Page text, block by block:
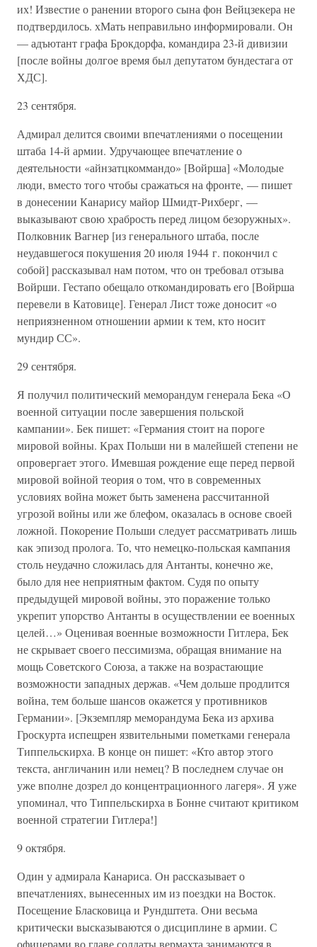
их! Известие о ранении второго сына фон Вейцзекера не
подтвердилось. хМать неправильно информировали. Он
— адъютант графа Брокдорфа, командира 23-й дивизии
[после войны долгое время был депутатом бундестага от
ХДС].
23 сентября.
Адмирал делится своими впечатлениями о посещении
штаба 14-й армии. Удручающее впечатление о
деятельности «айнзатцкоммандо» [Войрша] «Молодые
люди, вместо того чтобы сражаться на фронте, — пишет
в донесении Канарису майор Шмидт-Рихберг, —
выказывают свою храбрость перед лицом безоружных».
Полковник Вагнер [из генерального штаба, после
неудавшегося покушения 20 июля 1944 г. покончил с
собой] рассказывал нам потом, что он требовал отзыва
Войрши. Гестапо обещало откомандировать его [Войрша
перевели в Катовице]. Генерал Лист тоже доносит «о
неприязненном отношении армии к тем, кто носит
мундир СС».
29 сентября.
Я получил политический меморандум генерала Бека «О
военной ситуации после завершения польской
кампании». Бек пишет: «Германия стоит на пороге
мировой войны. Крах Польши ни в малейшей степени не
опровергает этого. Имевшая рождение еще перед первой
мировой войной теория о том, что в современных
условиях война может быть заменена рассчитанной
угрозой войны или же блефом, оказалась в основе своей
ложной. Покорение Польши следует рассматривать лишь
как эпизод пролога. То, что немецко-польская кампания
столь неудачно сложилась для Антанты, конечно же,
было для нее неприятным фактом. Судя по опыту
предыдущей мировой войны, это поражение только
укрепит упорство Антанты в осуществлении ее военных
целей…» Оценивая военные возможности Гитлера, Бек
не скрывает своего пессимизма, обращая внимание на
мощь Советского Союза, а также на возрастающие
возможности западных держав. «Чем дольше продлится
война, тем больше шансов окажется у противников
Германии». [Экземпляр меморандума Бека из архива
Гроскурта испещрен язвительными пометками генерала
Типпельскирха. В конце он пишет: «Кто автор этого
текста, англичанин или немец? В последнем случае он
уже вполне дозрел до концентрационного лагеря». Я уже
упоминал, что Типпельскирха в Бонне считают критиком
военной стратегии Гитлера!]
9 октября.
Один у адмирала Канариса. Он рассказывает о
впечатлениях, вынесенных им из поездки на Восток.
Посещение Бласковица и Рундштета. Они весьма
критически высказываются о дисциплине в армии. С
офицерами во главе солдаты вермахта занимаются в